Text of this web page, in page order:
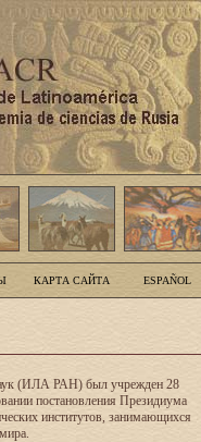
КАРТА САЙТА ESPAÑOL
(ИЛА РАН) был учрежден 28
постановления Президиума
институтов, занимающихся